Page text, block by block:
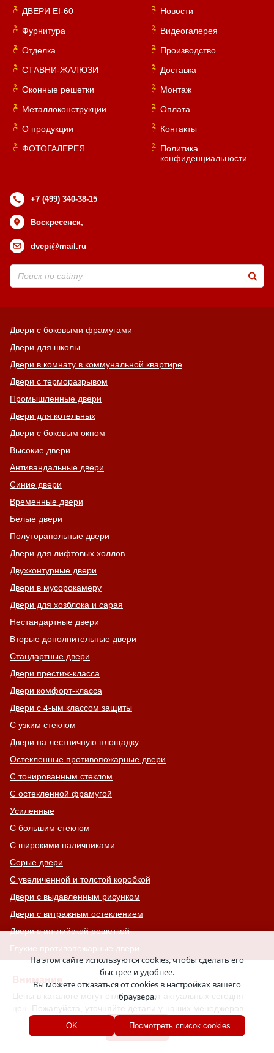
Внимание
Цены в каталоге могут отличаться от актуальных сегодня
цен. Пожалуйста, уточняйте детали у наших менеджеров.
Хорошо
ДВЕРИ EI-60
Фурнитура
Отделка
СТАВНИ-ЖАЛЮЗИ
Оконные решетки
Металлоконструкции
О продукции
ФОТОГАЛЕРЕЯ
Новости
Видеогалерея
Производство
Доставка
Монтаж
Оплата
Контакты
Политика
конфиденциальности
+7 (499) 340-38-15
Воскресенск,
dvepi@mail.ru
Двери с боковыми фрамугами
Двери для школы
Двери в комнату в коммунальной квартире
Двери с терморазрывом
Промышленные двери
Двери для котельных
Двери с боковым окном
Высокие двери
Антивандальные двери
Синие двери
Временные двери
Белые двери
Полуторапольные двери
Двери для лифтовых холлов
Двухконтурные двери
Двери в мусорокамеру
Двери для хозблока и сарая
Нестандартные двери
Вторые дополнительные двери
Стандартные двери
Двери престиж-класса
Двери комфорт-класса
Двери с 4-ым классом защиты
С узким стеклом
Двери на лестничную площадку
Остекленные противопожарные двери
С тонированным стеклом
С остекленной фрамугой
Усиленные
С большим стеклом
С широкими наличниками
Серые двери
С увеличенной и толстой коробкой
Двери с выдавленным рисунком
Двери с витражным остеклением
Двери с английской решеткой
Глухие противопожарные двери
Однопольные противопожарные двери
Двери со львом
Двери Антипаника
Двери с окном сверху
Двери для хозяйственных помещений
На этом сайте используются cookies, чтобы сделать его
быстрее и удобнее.
Вы можете отказаться от cookies в настройках вашего
браузера.
OK Посмотреть список cookies